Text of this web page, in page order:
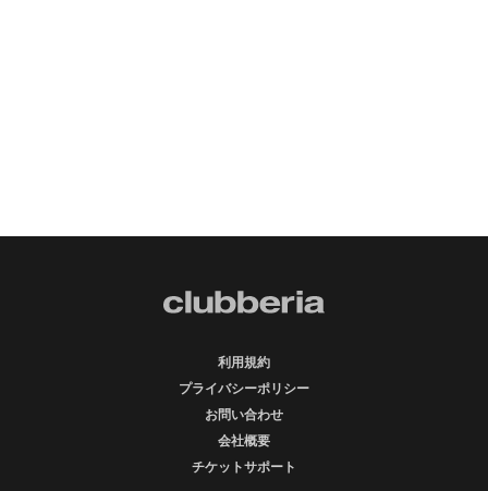
利用規約
プライバシーポリシー
お問い合わせ
会社概要
チケットサポート